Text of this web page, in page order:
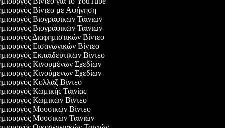
Βίντεο με Αφήγηση
Βιογραφικών Ταινιών
Βιογραφικών Ταινιών
Διαφημιστικών Βίντεο
Εισαγωγικών Βίντεο
Εκπαιδευτικών Βίντεο
Κινουμένων Σχεδίων
Κινούμενων Σχεδίων
Κολλάζ Βίντεο
Κωμικής Ταινίας
Κωμικών Βίντεο
Μουσικών Βίντεο
Μουσικών Ταινιών